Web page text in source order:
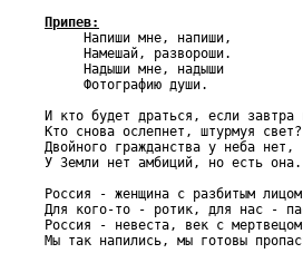
Припев:
Напиши мне, напиши,
     Намешай, развороши.
     Надыши мне, надыши
     Фотографию души.
И кто будет драться, если завтра
Кто снова ослепнет, штурмуя свет?
Двойного гражданства у неба нет,
У Земли нет амбиций, но есть она.
Россия - женщина с разбитым
Для кого-то - ротик, для нас -
Россия - невеста, век с
Мы так напились, мы готовы